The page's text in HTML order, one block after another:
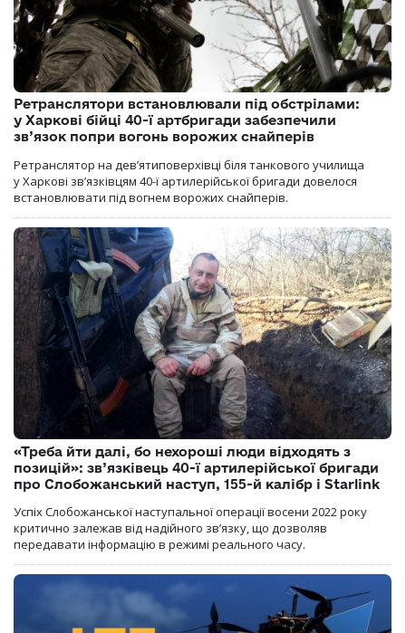
Ретранслятори встановлювали під обстрілами:
у Харкові бійці 40-ї артбригади забезпечили
зв’язок попри вогонь ворожих снайперів
Ретранслятор на дев’ятиповерхівці біля танкового училища
у Харкові зв’язківцям 40-ї артилерійської бригади довелося
встановлювати під вогнем ворожих снайперів.
«Треба йти далі, бо нехороші люди відходять з
позицій»: зв’язківець 40-ї артилерійської бригади
про Слобожанський наступ, 155-й калібр і Starlink
Успіх Слобожанської наступальної операції восени 2022 року
критично залежав від надійного зв’язку, що дозволяв
передавати інформацію в режимі реального часу.